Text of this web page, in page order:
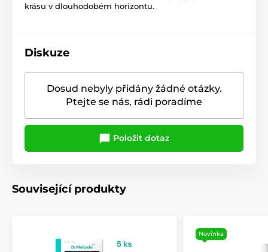
krásu v dlouhodobém horizontu.
Diskuze
Dosud nebyly přidány žádné otázky.
Ptejte se nás, rádi poradíme
Položit dotaz
Související produkty
Novinka